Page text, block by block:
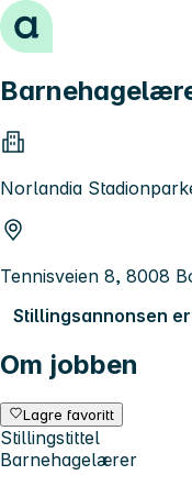
Hopp til innhold
Norlandia
Tennisveien 8, 8008
Stillingsannonsen
Om jobben
Lagre favoritt
Stillingstittel
Barnehagelærer